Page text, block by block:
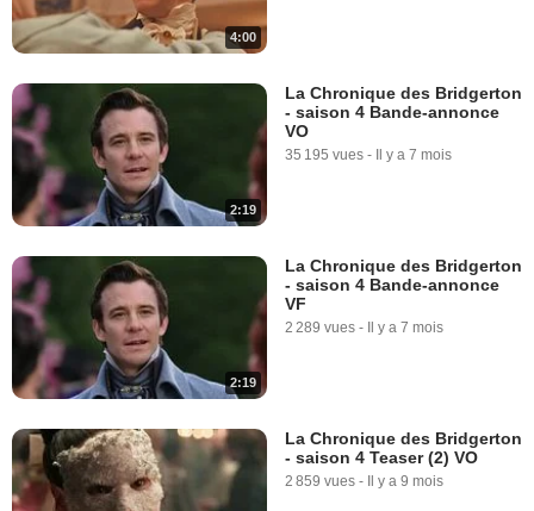
4:00
2:19
La Chronique des Bridgerton
- saison 4 Bande-annonce
VO
35 195 vues - Il y a 7 mois
2:19
La Chronique des Bridgerton
- saison 4 Bande-annonce
VF
2 289 vues - Il y a 7 mois
La Chronique des Bridgerton
- saison 4 Teaser (2) VO
2 859 vues - Il y a 9 mois